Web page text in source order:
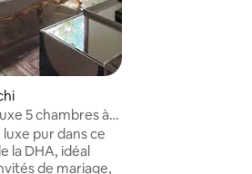
5 chambres à
pur dans ce
la DHA, idéal
de mariage,